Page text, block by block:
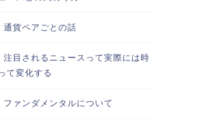
通貨ペアごとの話
注目されるニュースって実際には時
て変化する
ファンダメンタルについて